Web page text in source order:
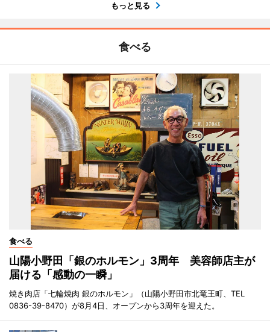
もっと見る
食べる
食べる
山陽小野田「銀のホルモン」3周年 美容師店主が
届ける「感動の一瞬」
焼き肉店「七輪焼肉 銀のホルモン」（山陽小野田市北竜王町、TEL
0836-39-8470）が8月4日、オープンから3周年を迎えた。